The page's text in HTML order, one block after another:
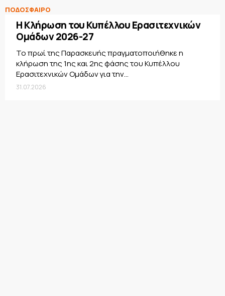
ΠΟΔΟΣΦΑΙΡΟ
Η Κλήρωση του Κυπέλλου Ερασιτεχνικών
Ομάδων 2026-27
Το πρωί της Παρασκευής πραγματοποιήθηκε η
κλήρωση της 1ης και 2ης φάσης του Κυπέλλου
Ερασιτεχνικών Ομάδων για την...
31.07.2026